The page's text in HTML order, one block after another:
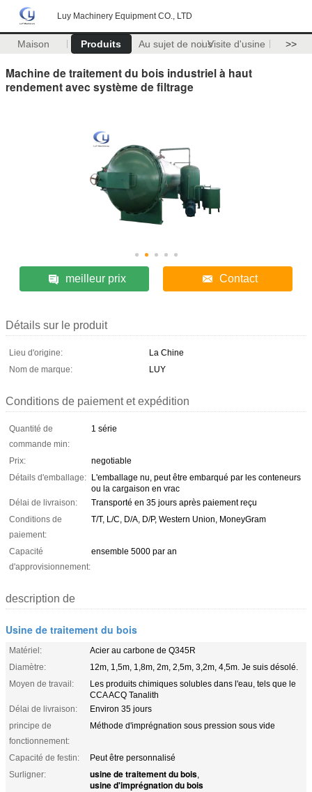
Luy Machinery Equipment CO., LTD
Maison Produits Au sujet de nousVisite d'usine >>
Machine de traitement du bois industriel à haut
rendement avec système de filtrage
meilleur prix Contact
Détails sur le produit
Lieu d'origine:
La Chine
Nom de marque:
LUY
Conditions de paiement et expédition
Quantité de
commande min:
1 série
Prix:
negotiable
Détails d'emballage: L'emballage nu, peut être embarqué par les conteneurs
ou la cargaison en vrac
Délai de livraison:
Transporté en 35 jours après paiement reçu
Conditions de
paiement:
T/T, L/C, D/A, D/P, Western Union, MoneyGram
Capacité
d'approvisionnement:
ensemble 5000 par an
description de
Usine de traitement du bois
Matériel:
Acier au carbone de Q345R
Diamètre:
12m, 1,5m, 1,8m, 2m, 2,5m, 3,2m, 4,5m. Je suis désolé.
Moyen de travail:
Les produits chimiques solubles dans l'eau, tels que le
CCA ACQ Tanalith
Délai de livraison:
Environ 35 jours
principe de
fonctionnement:
Méthode d'imprégnation sous pression sous vide
Capacité de festin:
Peut être personnalisé
Surligner:
usine de traitement du bois,
usine d'imprégnation du bois